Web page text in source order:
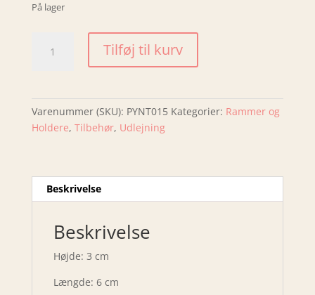
På lager
Tilføj til kurv
Varenummer (SKU): PYNT015 Kategorier: Rammer og
Holdere, Tilbehør, Udlejning
Beskrivelse
Beskrivelse
Højde: 3 cm
Længde: 6 cm